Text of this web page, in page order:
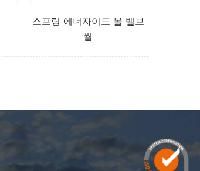
스프링 에너자이드 볼 밸브
씰